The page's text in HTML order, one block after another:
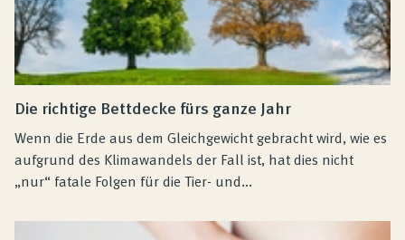
Die richtige Bettdecke fürs ganze Jahr
Wenn die Erde aus dem Gleichgewicht gebracht wird, wie es
aufgrund des Klimawandels der Fall ist, hat dies nicht
„nur“ fatale Folgen für die Tier- und...